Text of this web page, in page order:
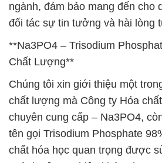
ngành, đảm bảo mang đến cho
đối tác sự tin tưởng và hài lòng
**Na3PO4 – Trisodium
Chất Lượng**
Chúng tôi xin giới thiệu một
chất lượng mà Công ty Hóa
chuyên cung cấp – Na3PO4,
tên gọi Trisodium Phosphate
chất hóa học quan trọng được